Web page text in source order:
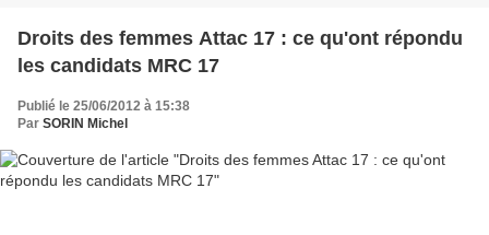
Droits des femmes Attac 17 : ce qu'ont répondu
les candidats MRC 17
Publié le 25/06/2012 à 15:38
Par SORIN Michel